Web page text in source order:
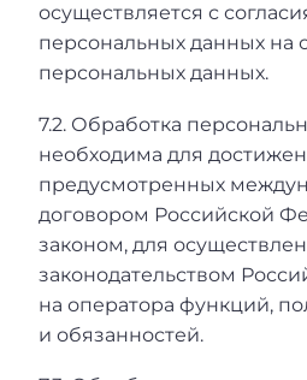
осуществляется с
персональных данных на
персональных данных.
7.2. Обработка
необходима для
предусмотренных
договором Российской
законом, для
законодательством
на оператора функций,
и обязанностей.